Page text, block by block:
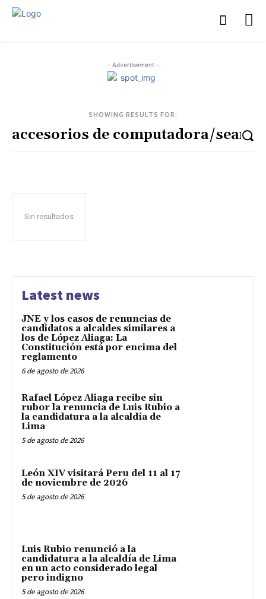
- Advertisement -
SHOWING RESULTS FOR:
Sin resultados
Latest news
JNE y los casos de renuncias de
candidatos a alcaldes similares a
los de López Aliaga: La
Constitución está por encima del
reglamento
6 de agosto de 2026
Rafael López Aliaga recibe sin
rubor la renuncia de Luis Rubio a
la candidatura a la alcaldía de
Lima
5 de agosto de 2026
León XIV visitará Peru del 11 al 17
de noviembre de 2026
5 de agosto de 2026
Luis Rubio renunció a la
candidatura a la alcaldía de Lima
en un acto considerado legal
pero indigno
5 de agosto de 2026